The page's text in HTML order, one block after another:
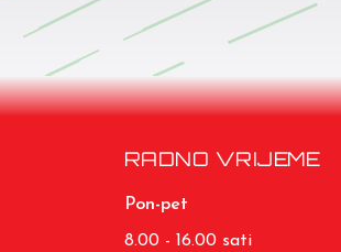
RADNO VRIJEME
Pon-pet
8.00 - 16.00 sati